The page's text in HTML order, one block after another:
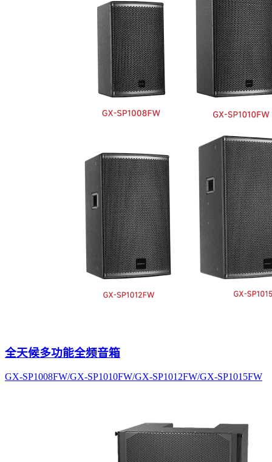
全天候多功能全频音箱
GX-SP1008FW/GX-SP1010FW/GX-SP1012FW/GX-SP1015FW